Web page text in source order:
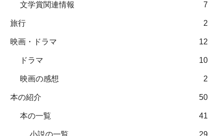
文学賞関連情報 7
旅行 2
映画・ドラマ 12
ドラマ 10
映画の感想 2
本の紹介 50
本の一覧 41